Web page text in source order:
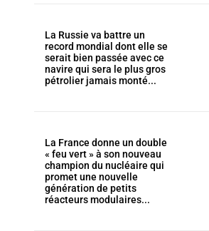
La Russie va battre un
record mondial dont elle se
serait bien passée avec ce
navire qui sera le plus gros
pétrolier jamais monté...
La France donne un double
« feu vert » à son nouveau
champion du nucléaire qui
promet une nouvelle
génération de petits
réacteurs modulaires...